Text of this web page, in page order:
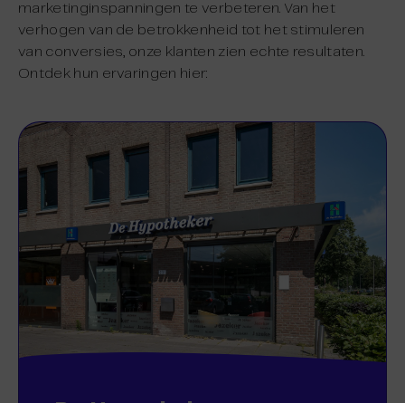
marketinginspanningen te verbeteren. Van het
verhogen van de betrokkenheid tot het stimuleren
van conversies, onze klanten zien echte resultaten.
Ontdek hun ervaringen hier: